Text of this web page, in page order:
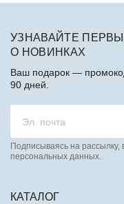
КАТАЛОГ
УЗНАВАЙТЕ
О НОВИНКАХ
Ваш подарок —
90 дней.
Подписываясь на рассылку,
персональных данных.